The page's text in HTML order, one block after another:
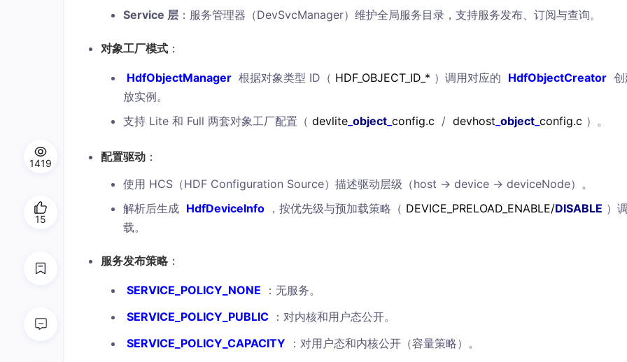
Service 层 ：服务管理器（DevSvcManager）维护全局服务目录，支持服务发布、订阅与查询。
对象工厂模式 ：
HdfObjectManager 根据对象类型 ID（ HDF_OBJECT_ID_* ）调用对应的 HdfObjectCreator
放实例。
支持 Lite 和 Full 两套对象工厂配置（ devlite object config.c / devhost object config.c ）。
配置驱动 ：
使用 HCS（HDF Configuration Source）描述驱动层级（host -> device -> deviceNode）。
解析后生成 HdfDeviceInfo ，按优先级与预加载策略（ DEVICE_PRELOAD_ENABLE/DISABLE ）
载。
服务发布策略：
SERVICE_POLICY_NONE
：无服务。
SERVICE_POLICY_PUBLIC ：对内核和用户态公开。
SERVICE_POLICY_CAPACITY
：对用户态和内核公开（容量策略）。
1419
15